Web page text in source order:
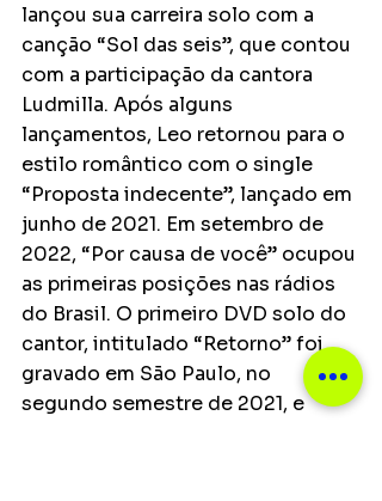
lançou sua carreira solo com a
canção “Sol das seis”, que contou
com a participação da cantora
Ludmilla. Após alguns
lançamentos, Leo retornou para o
estilo romântico com o single
“Proposta indecente”, lançado em
junho de 2021. Em setembro de
2022, “Por causa de você” ocupou
as primeiras posições nas rádios
do Brasil. O primeiro DVD solo do
cantor, intitulado “Retorno” foi
gravado em São Paulo, no
segundo semestre de 2021, e